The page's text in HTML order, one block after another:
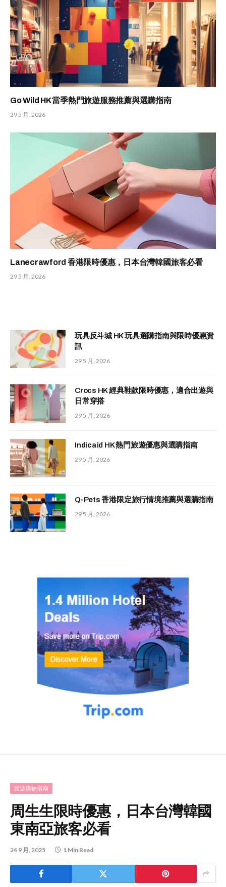
Go Wild HK 當季熱門旅遊服務推薦與選購指南
29 5 月, 2026
Lanecrawford 香港限時優惠，日本台灣韓國旅客必看
29 5 月, 2026
玩具反斗城 HK 玩具選購指南與限時優惠資
訊
29 5 月, 2026
Crocs HK 經典鞋款限時優惠，適合出遊與
日常穿搭
29 5 月, 2026
Indicaid HK 熱門旅遊優惠與選購指南
29 5 月, 2026
Q-Pets 香港限定旅行情境推薦與選購指南
29 5 月, 2026
旅遊購物指南
周生生限時優惠，日本台灣韓國
東南亞旅客必看
24 9 月, 2025 1 Min Read